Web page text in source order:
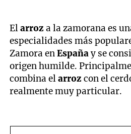
Elarroz a la zamorana es
especialidades más
Zamora enEspañay se
origen humilde.
combina elarroz con el
realmente muy particular.